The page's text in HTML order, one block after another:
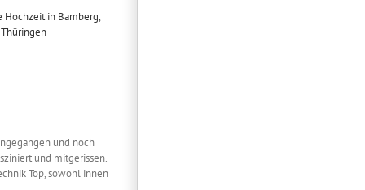
und noch
und mitgerissen.
Top, sowohl innen